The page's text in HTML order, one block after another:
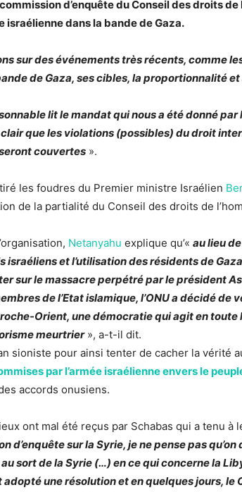
d’enquête du Conseil des droits de
israélienne dans la bande de Gaza.
sur des événements très récents, comme
de Gaza, ses cibles, la proportionnalité
lit le mandat qui nous a été donné par
clair que les violations (possibles) du droit
couvertes ».
les foudres du Premier ministre Israélien
de la partialité du Conseil des droits de
Netanyahu explique qu’« au lieu
et l’utilisation des résidents de
sur le massacre perpétré par le président
de l’Etat islamique, l’ONU a décidé de
Orient, une démocratie qui agit en
meurtrier », a-t-il dit.
sioniste pour ainsi tenter de cacher la vérité
par l’armée israélienne envers le
accords onusiens.
ont mal été reçus par Schabas qui a tenu à
d’enquête sur la Syrie, je ne pense pas
sort de la Syrie (…) en ce qui concerne la
une résolution et en quelques jours, le